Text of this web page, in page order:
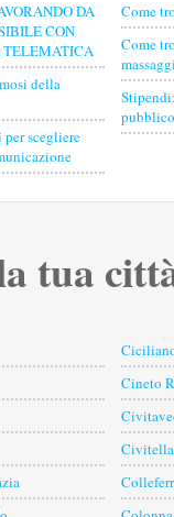
DA
CON
TELEMATICA
della
scegliere
Come
Come
tua
Cineto
Civitella